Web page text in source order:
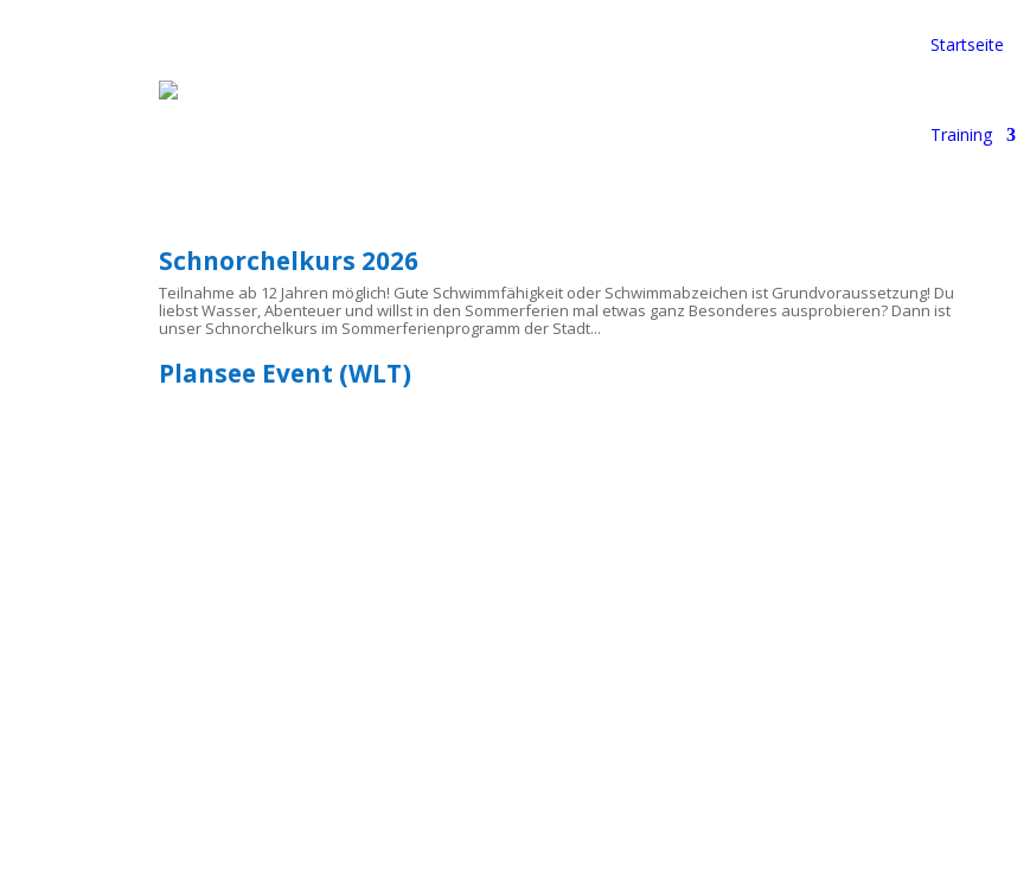
Startseite
Training
Schnorchelkurs 2026
Teilnahme ab 12 Jahren möglich! Gute Schwimmfähigkeit oder Schwimmabzeichen ist Grundvoraussetzung! Du
liebst Wasser, Abenteuer und willst in den Sommerferien mal etwas ganz Besonderes ausprobieren? Dann ist
unser Schnorchelkurs im Sommerferienprogramm der Stadt...
Plansee Event (WLT)